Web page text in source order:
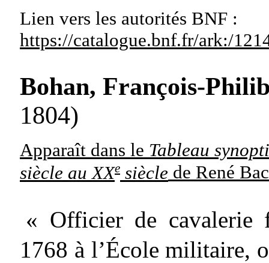
Lien vers les autorités BNF :
https://catalogue.bnf.fr/ark:/
Bohan, François-
1804)
Apparaît dans le Tableau
siècle au XXe siècle de René
« Officier de cavalerie
1768 à l’École militaire,